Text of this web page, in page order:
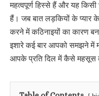
महत्वपूर्ण हिस्से हैं और यह
हैं। जब बात लड़कियों के प्यार के
करने में कठिनाइयों का कारण
इशारे कई बार आपको समझने में
आपके प्रति दिल में कैसे महसूस